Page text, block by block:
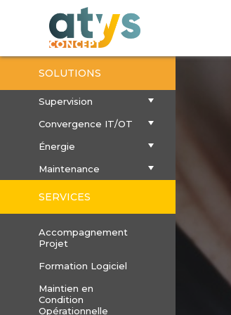
SOLUTIONS
Supervision
Convergence IT/OT
Énergie
Maintenance
SERVICES
Accompagnement
Projet
Formation Logiciel
Maintien en
Condition
Opérationnelle